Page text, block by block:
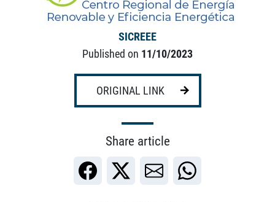
SICREEE
Published on 11/10/2023
ORIGINAL LINK
Share article